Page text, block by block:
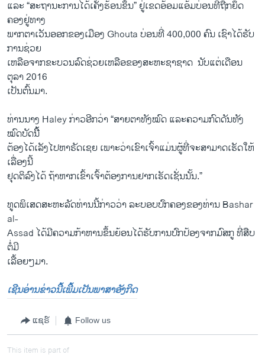
ແລະ “​ສະຖານ​ະການໄດ້​ເຄ່ັງຮ້ອນ​ຂຶ້ນ” ຢູ່​ເຂດ​ອ້ອມ​ແອ້ມບ່ອນ​ທີ່​ຖືກ​ຍຶດ
ຄອງ​ຢູ່ທາງ​
ພາກ​ຕາ​ເວັນ​ອອກຂອງ​ເມືອງ Ghouta ບ່ອນ​ທີ່ 400,000 ຄົນ​ ​ເຊົາໄດ້ຮັບ​
ການ​ຊ່ວຍ​
ເຫລືອ​ຈາກຂະ​ບວນລົດຊ່ວຍ​ເຫລືອ​ຂອງສະຫະຊາ​ຊາດ ​ ນັບ​ແຕ່​ເດືອນ
ຕຸລາ 2016
​ເປັນຕົ້ນມາ.
ທ່ານ​ນາງ Haley ກ່າວອີກ​ວ່າ “ສາ​ຍຕາ​ທັງ​ໝົດ ​ແລະ​ຄວາມ​ກົດ​ດັນ​ທັງ​
ໝົດ​ບັດ​ນີ້ີ້
ຕ້ອງ​ໄດ້​ເລັງ​ໄປ​ຫາຣັດ​ເຊຍ ​ເພາະວ່າ​ເຂົາ​ເຈົ້າ​ແມ່ນ​ຜູ້​ທີ່ຈະ​ສາມາດເຮັດ​ໃຫ້​
ເລື່ອ​ງນີ້
ຢຸດ​ຕິລົງ​ໄດ້ ຖ້າ​ຫາກ​ເຂົ້າ​ເຈົ້າ​ຕ້ອງ​ການຢາກ​ເຮັດ​ເຊັ່ນ​ນັ້ນ.”
ທູດ​ພິ​ເສດ​ສະຫະລັດ​ທ່ານ​ນີ້ກ່າວ​ວ່າ ລະບອບ​ປົກຄອງຂອງ​ທ່ານ Bashar
al-
Assad ​ໄດ້​ມີ​ຄວາມ​ກ້າຫານ​ຂຶ້ນຍ້ອນ​ໄດ້​ຮັບ​ການ​ປົກປ້ອງຈາກ​ມົສກູ ທີ່​ສື​ບ
ຕໍ່ມີ
ເລື້ອຍໆມາ.
ເຊີນອ່ານຂ່າວນີ້ເພີ້ມເປັນພາສາອັງກິດ
ແຊຣ໌ Follow us
This item is part of